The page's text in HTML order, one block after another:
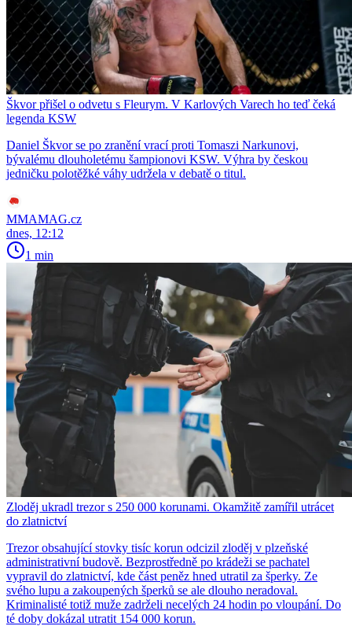
Škvor přišel o odvetu s Fleurym. V Karlových Varech ho teď čeká
legenda KSW
Daniel Škvor se po zranění vrací proti Tomaszi Narkunovi,
bývalému dlouholetému šampionovi KSW. Výhra by českou
jedničku polotěžké váhy udržela v debatě o titul.
MMAMAG.cz
dnes, 12:12
1 min
Zloděj ukradl trezor s 250 000 korunami. Okamžitě zamířil utrácet
do zlatnictví
Trezor obsahující stovky tisíc korun odcizil zloděj v plzeňské
administrativní budově. Bezprostředně po krádeži se pachatel
vypravil do zlatnictví, kde část peněz hned utratil za šperky. Ze
svého lupu a zakoupených šperků se ale dlouho neradoval.
Kriminalisté totiž muže zadrželi necelých 24 hodin po vloupání. Do
té doby dokázal utratit 154 000 korun.